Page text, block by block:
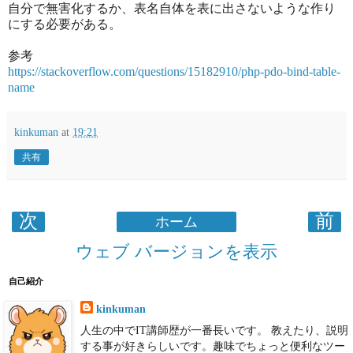
自分で無害化するか、表名自体を表に出さないような作り
にする必要がある。
参考
https://stackoverflow.com/questions/15182910/php-pdo-bind-table-
name
kinkuman at 19:21
共有
次 前
ホーム
ウェブ バージョンを表示
自己紹介
kinkuman
人生の中でIT講師歴が一番長いです。 教えたり、説明
する事が好きらしいです。趣味でちょっと便利なツー